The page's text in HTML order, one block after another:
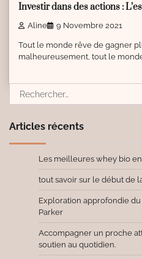
Investir dans des actions :
Aline 9 Novembre 2021
Tout le monde rêve de gagner
malheureusement, tout le monde
Rechercher :
Articles récents
Les meilleures whey bio
tout savoir sur le début de
Exploration approfondie
Parker
Accompagner un proche
soutien au quotidien.